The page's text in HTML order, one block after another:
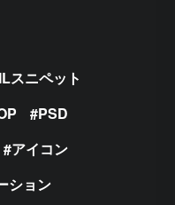
スニペット
PSD
アイコン
ション